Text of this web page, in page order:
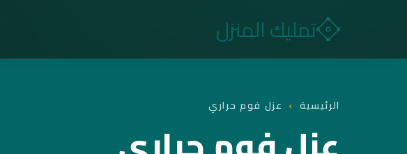
تمليك المنزل
الرئيسية › عزل فوم حراري